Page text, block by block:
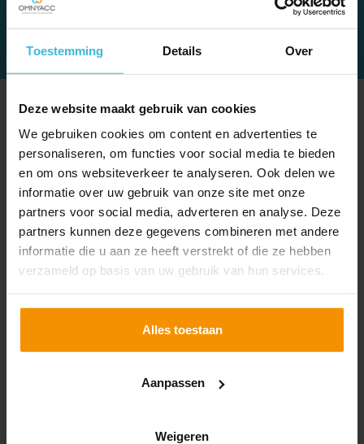
Toestemming Details Over
Deze website maakt gebruik van cookies
We gebruiken cookies om content en advertenties te
personaliseren, om functies voor social media te bieden
en om ons websiteverkeer te analyseren. Ook delen we
informatie over uw gebruik van onze site met onze
partners voor social media, adverteren en analyse. Deze
partners kunnen deze gegevens combineren met andere
informatie die u aan ze heeft verstrekt of die ze hebben
verzameld op basis van uw gebruik van hun services.
Alles toestaan
Aanpassen
Weigeren
FEITEN OVER TEXEL
Kantoor met echte Texelse roots
In 2013 aangesloten bij Omnyacc
Uitgebreide branchekennis van horeca- en
verblijfsrecreatie & agro-sector
Het aanspreekpunt voor elke ondernemer
Team van 20 betrokken collega's